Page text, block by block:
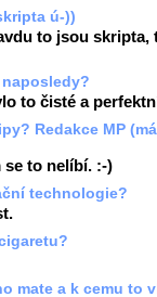
ú-))
to jsou skripta,
to čisté a
Redakce MP
se to nelíbí. :-)
technologie?
mate a k cemu to